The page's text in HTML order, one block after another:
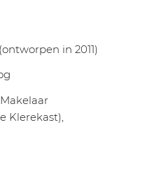
in 2011)
Klerekast),